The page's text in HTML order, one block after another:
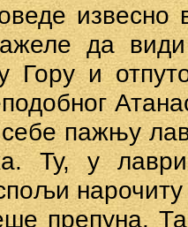
извесно
да види
Гору и
пажњу
Ту, у
препуна.